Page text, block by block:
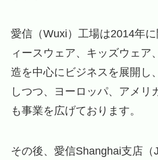
愛信（Wuxi）工場は2014年
ィースウェア、キッズウェア
造を中心にビジネスを展開し
しつつ、ヨーロッパ、アメリ
も事業を広げております。
その後、愛信Shanghai支店